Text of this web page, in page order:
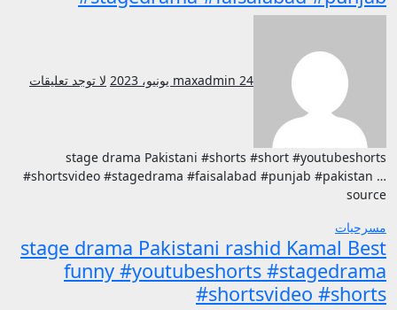
maxadmin 24 يونيو، 2023 لا توجد تعليقات
stage drama Pakistani #shorts #short #youtubeshorts
#shortsvideo #stagedrama #faisalabad #punjab #pakistan …
source
مسرحيات
stage drama Pakistani rashid Kamal Best
funny #youtubeshorts #stagedrama
#shortsvideo #shorts